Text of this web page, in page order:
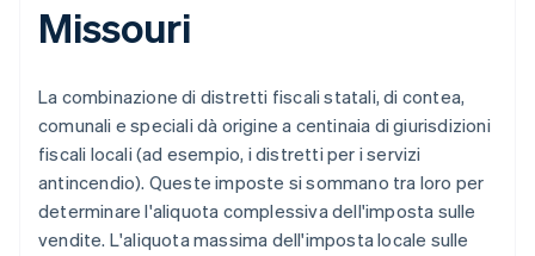
Missouri
La combinazione di distretti fiscali statali, di contea,
comunali e speciali dà origine a centinaia di giurisdizioni
fiscali locali (ad esempio, i distretti per i servizi
antincendio). Queste imposte si sommano tra loro per
determinare l'aliquota complessiva dell'imposta sulle
vendite. L'aliquota massima dell'imposta locale sulle